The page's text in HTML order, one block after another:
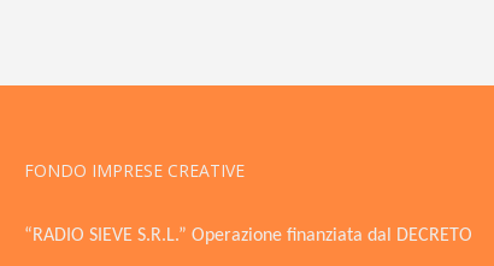
FONDO IMPRESE CREATIVE
“RADIO SIEVE S.R.L.” Operazione finanziata dal DECRETO